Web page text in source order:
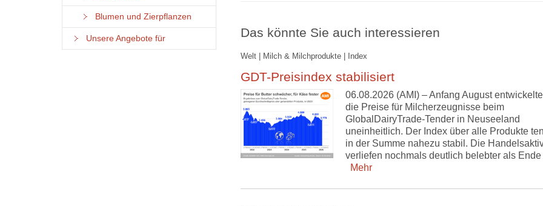
Blumen und Zierpflanzen
Unsere Angebote für Das könnte Sie auch interessieren
Welt | Milch & Milchprodukte | Index
GDT-Preisindex stabilisiert
06.08.2026 (AMI) – Anfang August
die Preise für Milcherzeugnisse beim
GlobalDairyTrade-Tender in Neuseeland
uneinheitlich. Der Index über alle Produkte
in der Summe nahezu stabil. Die
verliefen nochmals deutlich belebter als Ende
Mehr